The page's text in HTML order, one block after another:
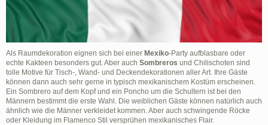
Als Raumdekoration eignen sich bei einer Mexiko-Party aufblasbare oder
echte Kakteen besonders gut. Aber auch Sombreros und Chilischoten sind
tolle Motive für Tisch-, Wand- und Deckendekorationen aller Art. Ihre Gäste
können dann auch sehr gerne in typisch mexikanischem Kostüm erscheinen.
Ein Sombrero auf dem Kopf und ein Poncho um die Schultern ist bei den
Männern bestimmt die erste Wahl. Die weiblichen Gäste können natürlich auch
ähnlich wie die Männer verkleidet kommen. Aber auch schwingende Röcke
oder Kleidung im Flamenco Stil versprühen mexikanisches Flair.